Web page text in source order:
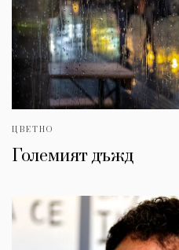
ЦВЕТНО
Големият дъжд